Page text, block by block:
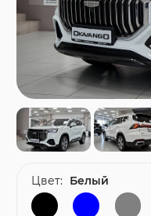
Цвет: Белый